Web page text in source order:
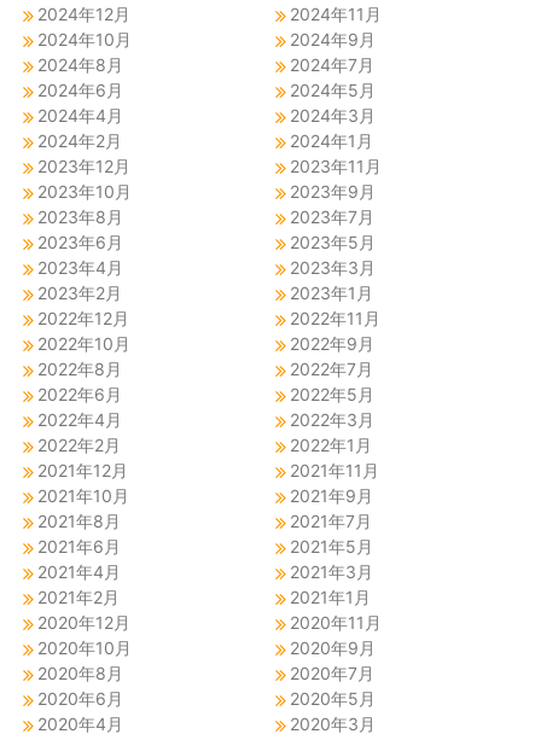
2024年12月
2024年11月
2024年10月
2024年9月
2024年8月
2024年7月
2024年6月
2024年5月
2024年4月
2024年3月
2024年2月
2024年1月
2023年12月
2023年11月
2023年10月
2023年9月
2023年8月
2023年7月
2023年6月
2023年5月
2023年4月
2023年3月
2023年2月
2023年1月
2022年12月
2022年11月
2022年10月
2022年9月
2022年8月
2022年7月
2022年6月
2022年5月
2022年4月
2022年3月
2022年2月
2022年1月
2021年12月
2021年11月
2021年10月
2021年9月
2021年8月
2021年7月
2021年6月
2021年5月
2021年4月
2021年3月
2021年2月
2021年1月
2020年12月
2020年11月
2020年10月
2020年9月
2020年8月
2020年7月
2020年6月
2020年5月
2020年4月
2020年3月